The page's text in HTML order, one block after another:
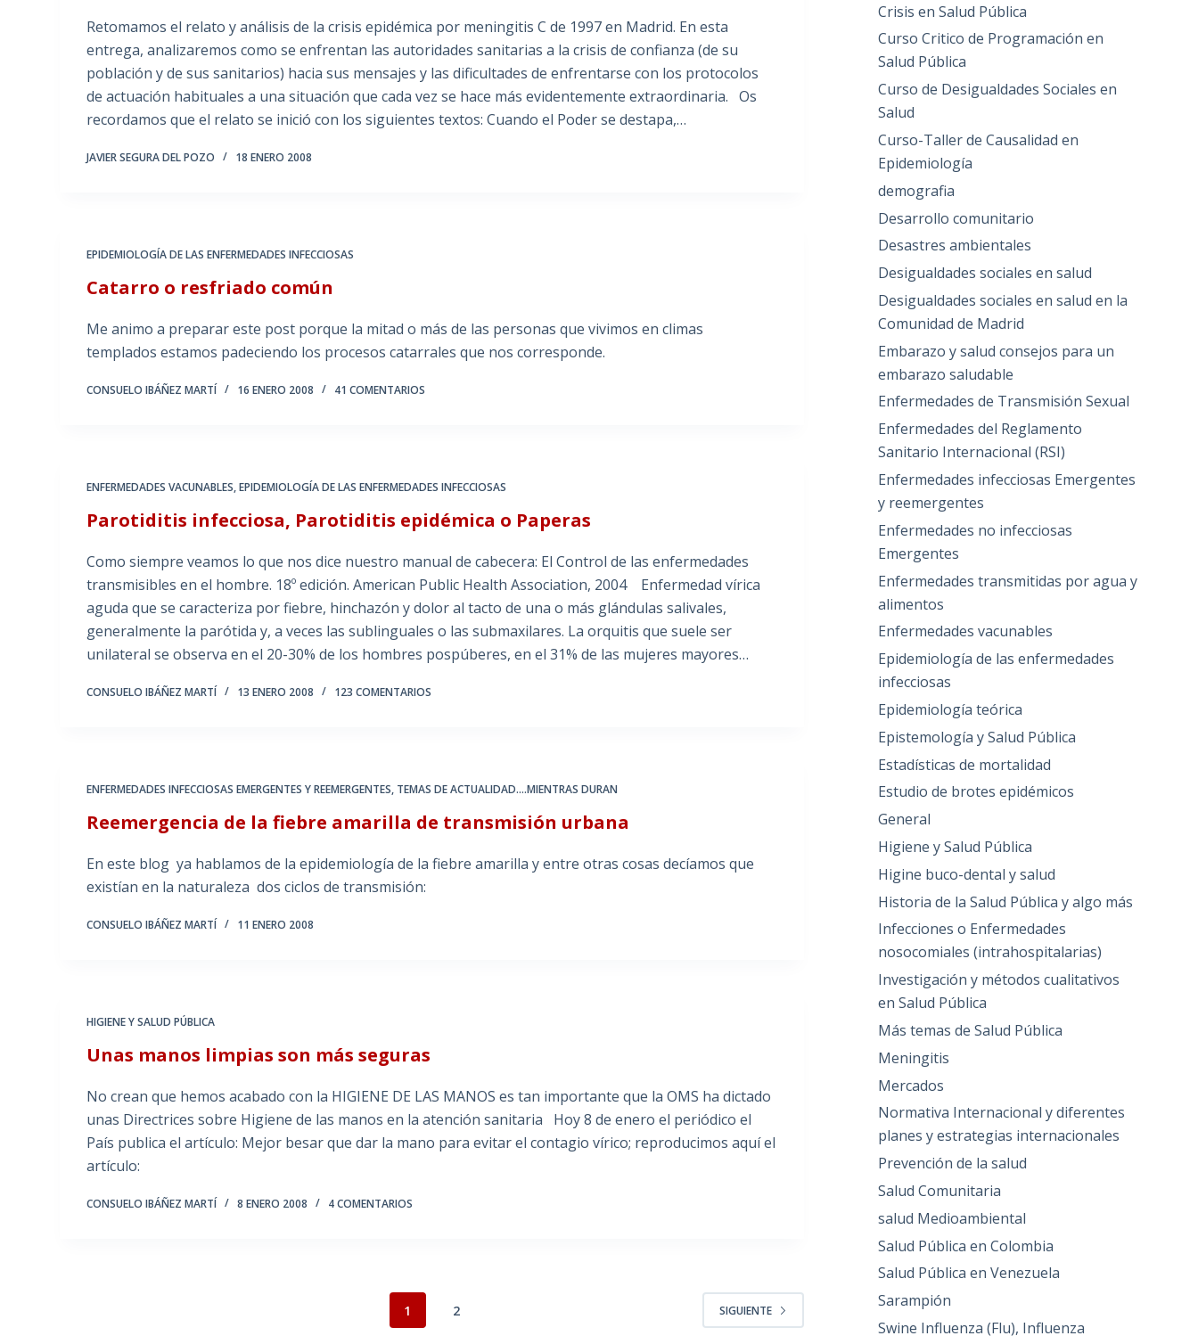
Retomamos el relato y análisis de la crisis epidémica por meningitis C de 1997 en Madrid. En esta
entrega, analizaremos como se enfrentan las autoridades sanitarias a la crisis de confianza (de su
población y de sus sanitarios) hacia sus mensajes y las dificultades de enfrentarse con los protocolos
de actuación habituales a una situación que cada vez se hace más evidentemente extraordinaria. Os
recordamos que el relato se inició con los siguientes textos: Cuando el Poder se destapa,…
JAVIER SEGURA DEL POZO 18 ENERO 2008
EPIDEMIOLOGÍA DE LAS ENFERMEDADES INFECCIOSAS
Catarro o resfriado común
Me animo a preparar este post porque la mitad o más de las personas que vivimos en climas
templados estamos padeciendo los procesos catarrales que nos corresponde.
CONSUELO IBÁÑEZ MARTÍ 16 ENERO 2008 41 COMENTARIOS
ENFERMEDADES VACUNABLES,EPIDEMIOLOGÍA DE LAS ENFERMEDADES INFECCIOSAS
Parotiditis infecciosa, Parotiditis epidémica o Paperas
Como siempre veamos lo que nos dice nuestro manual de cabecera: El Control de las enfermedades
transmisibles en el hombre. 18º edición. American Public Health Association, 2004 Enfermedad vírica
aguda que se caracteriza por fiebre, hinchazón y dolor al tacto de una o más glándulas salivales,
generalmente la parótida y, a veces las sublinguales o las submaxilares. La orquitis que suele ser
unilateral se observa en el 20-30% de los hombres pospúberes, en el 31% de las mujeres mayores…
CONSUELO IBÁÑEZ MARTÍ 13 ENERO 2008 123 COMENTARIOS
ENFERMEDADES INFECCIOSAS EMERGENTES Y REEMERGENTES, TEMAS DE ACTUALIDAD....MIENTRAS DURAN
Reemergencia de la fiebre amarilla de transmisión urbana
En este blog ya hablamos de la epidemiología de la fiebre amarilla y entre otras cosas decíamos que
existían en la naturaleza dos ciclos de transmisión:
CONSUELO IBÁÑEZ MARTÍ 11 ENERO 2008
HIGIENE Y SALUD PÚBLICA
Unas manos limpias son más seguras
No crean que hemos acabado con la HIGIENE DE LAS MANOS es tan importante que la OMS ha dictado
unas Directrices sobre Higiene de las manos en la atención sanitaria Hoy 8 de enero el periódico el
País publica el artículo: Mejor besar que dar la mano para evitar el contagio vírico; reproducimos aquí el
artículo:
CONSUELO IBÁÑEZ MARTÍ 8 ENERO 2008 4 COMENTARIOS
1 2 SIGUIENTE
Crisis en Salud Pública
Curso Critico de Programación en
Salud Pública
Curso de Desigualdades Sociales en
Salud
Curso-Taller de Causalidad en
Epidemiología
demografia
Desarrollo comunitario
Desastres ambientales
Desigualdades sociales en salud
Desigualdades sociales en salud en la
Comunidad de Madrid
Embarazo y salud consejos para un
embarazo saludable
Enfermedades de Transmisión Sexual
Enfermedades del Reglamento
Sanitario Internacional (RSI)
Enfermedades infecciosas Emergentes
y reemergentes
Enfermedades no infecciosas
Emergentes
Enfermedades transmitidas por agua y
alimentos
Enfermedades vacunables
Epidemiología de las enfermedades
infecciosas
Epidemiología teórica
Epistemología y Salud Pública
Estadísticas de mortalidad
Estudio de brotes epidémicos
General
Higiene y Salud Pública
Higine buco-dental y salud
Historia de la Salud Pública y algo más
Infecciones o Enfermedades
nosocomiales (intrahospitalarias)
Investigación y métodos cualitativos
en Salud Pública
Más temas de Salud Pública
Meningitis
Mercados
Normativa Internacional y diferentes
planes y estrategias internacionales
Prevención de la salud
Salud Comunitaria
salud Medioambiental
Salud Pública en Colombia
Salud Pública en Venezuela
Sarampión
Swine Influenza (Flu), Influenza